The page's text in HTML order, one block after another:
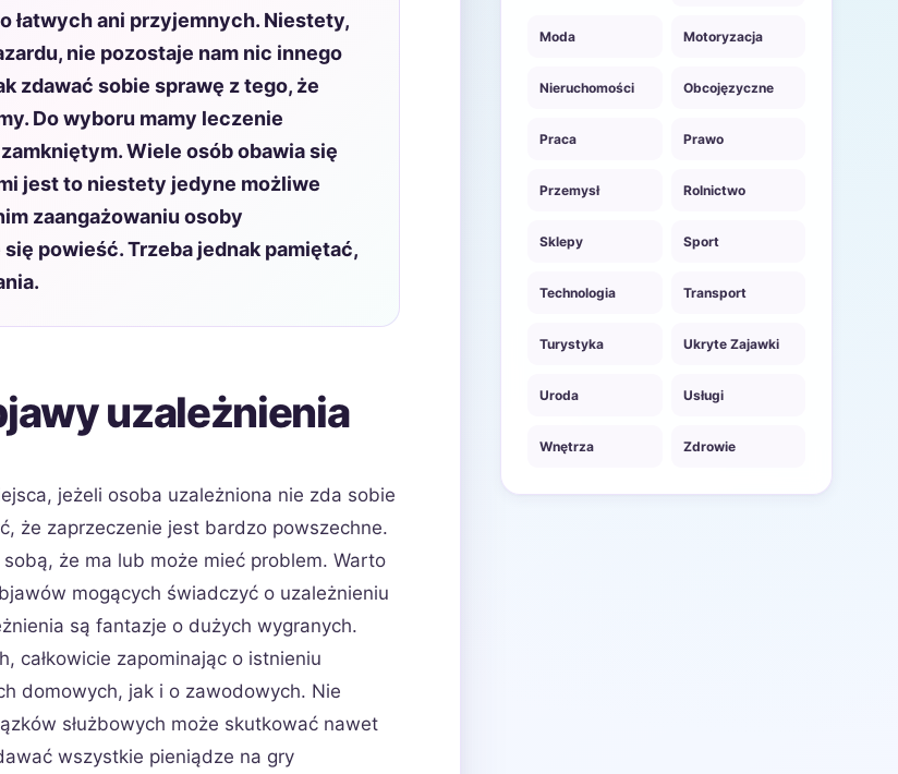
łatwych ani przyjemnych. Niestety,
nie pozostaje nam nic innego
zdawać sobie sprawę z tego, że
Do wyboru mamy leczenie
Wiele osób obawia się
jest to niestety jedyne możliwe
zaangażowaniu osoby
powieść. Trzeba jednak pamiętać,
uzależnienia
jeżeli osoba uzależniona nie zda sobie
że zaprzeczenie jest bardzo powszechne.
że ma lub może mieć problem. Warto
mogących świadczyć o uzależnieniu
są fantazje o dużych wygranych.
całkowicie zapominając o istnieniu
domowych, jak i o zawodowych. Nie
służbowych może skutkować nawet
wszystkie pieniądze na gry
Moda Motoryzacja
Nieruchomości Obcojęzyczne
Praca Prawo
Przemysł Rolnictwo
Sklepy Sport
Technologia Transport
Turystyka Ukryte Zajawki
Uroda Usługi
Wnętrza Zdrowie